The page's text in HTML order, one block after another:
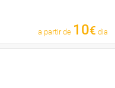
a partir de 10€ dia